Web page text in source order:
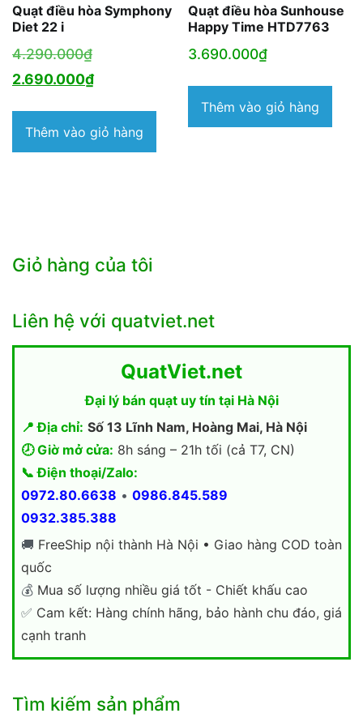
Quạt điều hòa Symphony
Diet 22 i
4.290.000₫Giá
gốc
4.290.000₫.
2.690.000₫Giá
tại
là:
Thêm vào giỏ hàng
Quạt điều hòa Sunhouse
Happy Time HTD7763
3.690.000₫
Thêm vào giỏ hàng
Giỏ hàng của tôi
Liên hệ với quatviet.net
QuatViet.net
Đại lý bán quạt uy tín tại Hà Nội
📍 Địa chỉ: Số 13 Lĩnh Nam, Hoàng Mai, Hà Nội
🕗 Giờ mở cửa: 8h sáng – 21h tối (cả T7, CN)
📞 Điện thoại/Zalo:
0972.80.6638 • 0986.845.589
0932.385.388
🚚 FreeShip nội thành Hà Nội • Giao hàng COD toàn
quốc
💰 Mua số lượng nhiều giá tốt - Chiết khấu cao
✅ Cam kết: Hàng chính hãng, bảo hành chu đáo, giá
cạnh tranh
Tìm kiếm sản phẩm